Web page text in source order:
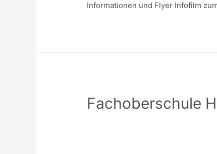
Informationen und Flyer Infofilm
Fachoberschule